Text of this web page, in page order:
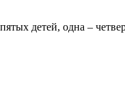
детей, одна –